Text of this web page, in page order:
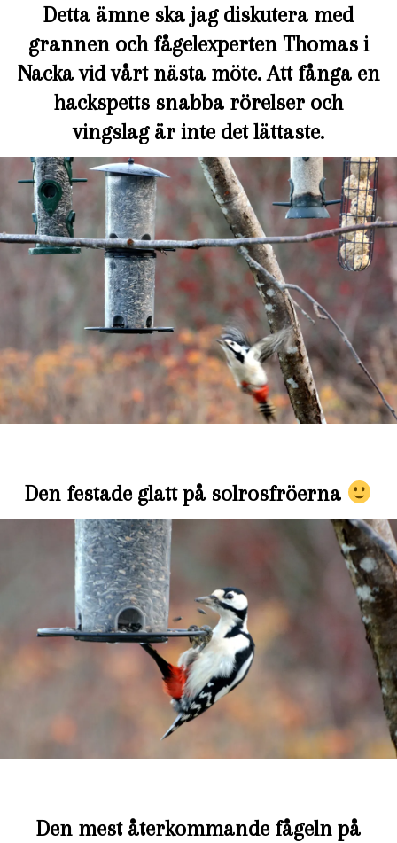
Detta ämne ska jag diskutera med
grannen och fågelexperten Thomas i
Nacka vid vårt nästa möte. Att fånga en
hackspetts snabba rörelser och
vingslag är inte det lättaste.
Den festade glatt på solrosfröerna
Den mest återkommande fågeln på